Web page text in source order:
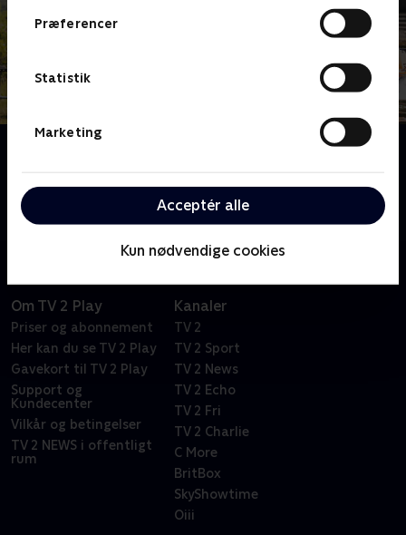
Præferencer
Statistik
Marketing
Acceptér alle
Kun nødvendige cookies
kommer rundt i hele Danmark, når der skal gættes
priser på oplevelser.
Om TV 2 Play
Priser og abonnement
Her kan du se TV 2 Play
Gavekort til TV 2 Play
Support og
Kundecenter
Vilkår og betingelser
TV 2 NEWS i offentligt
rum
Kanaler
TV 2
TV 2 Sport
TV 2 News
TV 2 Echo
TV 2 Fri
TV 2 Charlie
C More
BritBox
SkyShowtime
Oiii